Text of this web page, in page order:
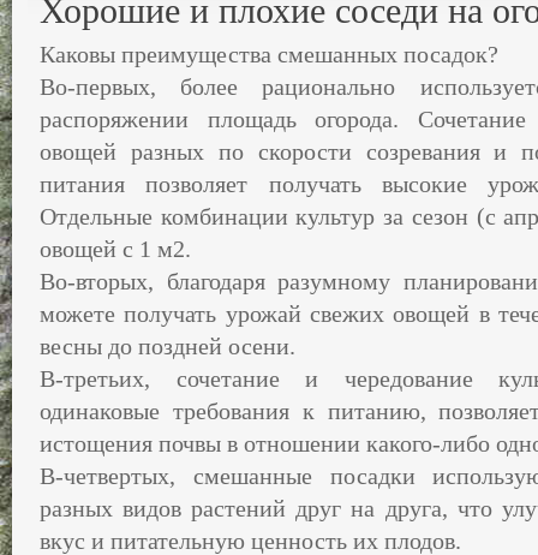
Хорошие и плохие соседи на
Каковы преимущества смешанных посадок?
Во-первых, более рационально
распоряжении площадь огорода.
овощей разных по скорости созревания и
питания позволяет получать высокие
Отдельные комбинации культур за сезон (с
овощей с 1 м2.
Во-вторых, благодаря разумному
можете получать урожай свежих овощей в
весны до поздней осени.
В-третьих, сочетание и чередование
одинаковые требования к питанию,
истощения почвы в отношении какого-либо
В-четвертых, смешанные посадки
разных видов растений друг на друга, что
вкус и питательную ценность их плодов.